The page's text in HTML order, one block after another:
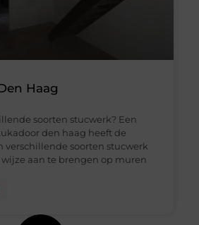
Haag
soorten stucwerk? Een
den haag heeft de
verschillende soorten stucwerk
aan te brengen op muren